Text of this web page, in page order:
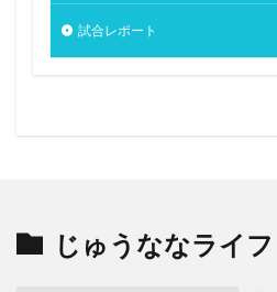
試合レポート
じゅうななライフ